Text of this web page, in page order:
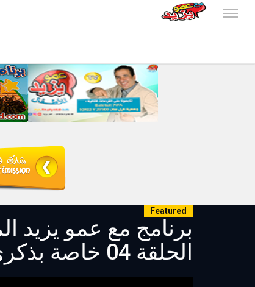
Featured
الحلقة 04 خاصة بذكرى 01 نوفمبر 2022